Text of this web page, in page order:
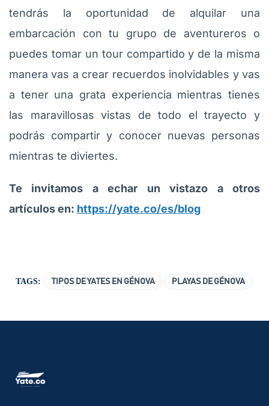
tendrás la oportunidad de alquilar una
embarcación con tu grupo de aventureros o
puedes tomar un tour compartido y de la misma
manera vas a crear recuerdos inolvidables y vas
a tener una grata experiencia mientras tienes
las maravillosas vistas de todo el trayecto y
podrás compartir y conocer nuevas personas
mientras te diviertes.
Te invitamos a echar un vistazo a otros
artículos en: https://yate.co/es/blog
TAGS: TIPOS DE YATES EN GÉNOVA PLAYAS DE GÉNOVA